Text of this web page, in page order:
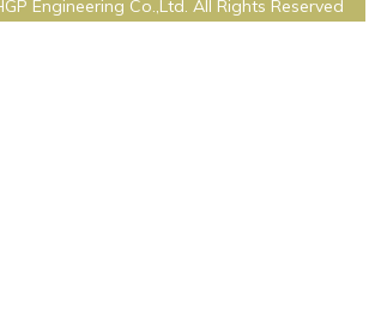
Engineering Co.,Ltd. All Rights Reserved